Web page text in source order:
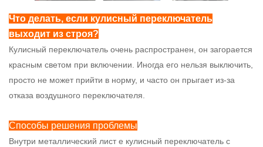
Что делать, если кулисный переключатель
выходит из строя?
Кулисный переключатель очень распространен, он загорается
красным светом при включении. Иногда его нельзя выключить,
просто не может прийти в норму, и часто он прыгает из-за
отказа воздушного переключателя.
Способы решения проблемы
Внутри металлический листе кулисный переключатель с